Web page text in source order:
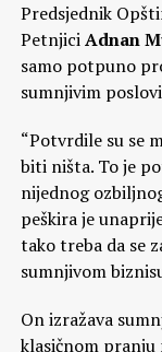
Predsjednik
PetnjiciAdnan
samo potpuno
sumnjivim
“Potvrdile su se
biti ništa. To je
nijednog
peškira je
tako treba da se
sumnjivom
On izražava
klasičnom pranju